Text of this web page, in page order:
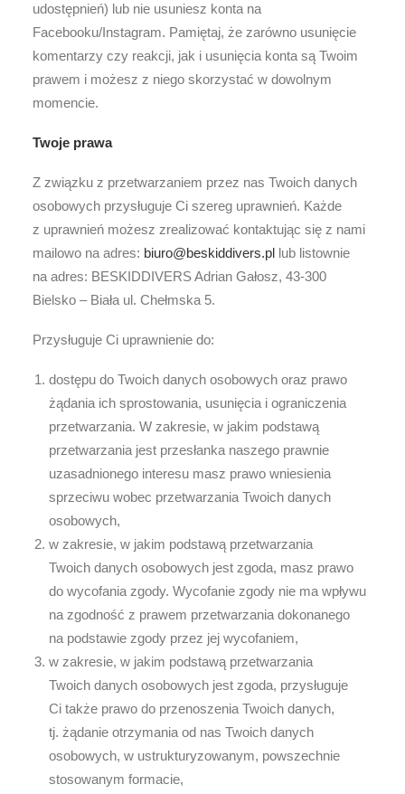
udostępnień) lub nie usuniesz konta na
Facebooku/Instagram. Pamiętaj, że zarówno usunięcie
komentarzy czy reakcji, jak i usunięcia konta są Twoim
prawem i możesz z niego skorzystać w dowolnym
momencie.
Twoje prawa
Z związku z przetwarzaniem przez nas Twoich danych
osobowych przysługuje Ci szereg uprawnień. Każde
z uprawnień możesz zrealizować kontaktując się z nami
mailowo na adres: biuro@beskiddivers.pl lub listownie
na adres: BESKIDDIVERS Adrian Gałosz, 43-300
Bielsko – Biała ul. Chełmska 5.
Przysługuje Ci uprawnienie do:
dostępu do Twoich danych osobowych oraz prawo
żądania ich sprostowania, usunięcia i ograniczenia
przetwarzania. W zakresie, w jakim podstawą
przetwarzania jest przesłanka naszego prawnie
uzasadnionego interesu masz prawo wniesienia
sprzeciwu wobec przetwarzania Twoich danych
osobowych,
w zakresie, w jakim podstawą przetwarzania
Twoich danych osobowych jest zgoda, masz prawo
do wycofania zgody. Wycofanie zgody nie ma wpływu
na zgodność z prawem przetwarzania dokonanego
na podstawie zgody przez jej wycofaniem,
w zakresie, w jakim podstawą przetwarzania
Twoich danych osobowych jest zgoda, przysługuje
Ci także prawo do przenoszenia Twoich danych,
tj. żądanie otrzymania od nas Twoich danych
osobowych, w ustrukturyzowanym, powszechnie
stosowanym formacie,